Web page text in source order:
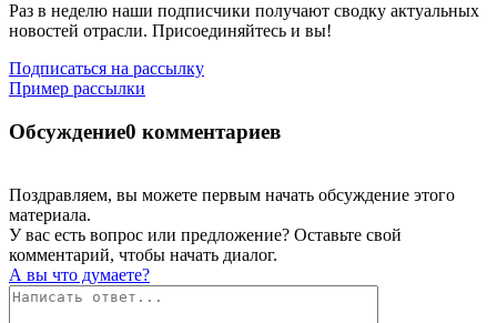
Раз в неделю наши подписчики получают сводку актуальных
новостей отрасли. Присоединяйтесь и вы!
Подписаться на рассылку
Пример рассылки
Обсуждение0 комментариев
Поздравляем, вы можете первым начать обсуждение этого
материала.
У вас есть вопрос или предложение? Оставьте свой
комментарий, чтобы начать диалог.
А вы что думаете?